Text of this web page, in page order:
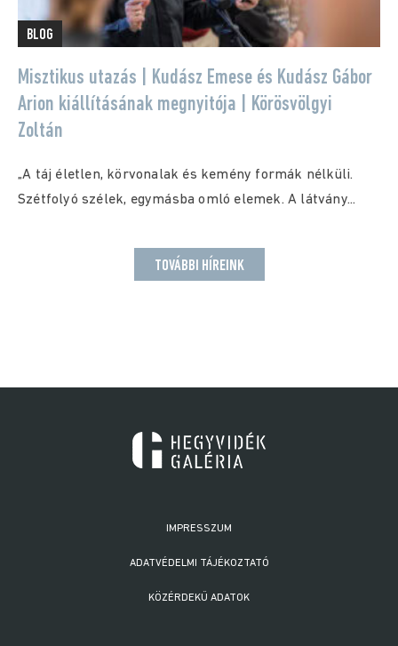
BLOG
Misztikus utazás | Kudász Emese és Kudász Gábor
Arion kiállításának megnyitója | Körösvölgyi
Zoltán
„A táj életlen, körvonalak és kemény formák nélküli.
Szétfolyó szélek, egymásba omló elemek. A látvány...
TOVÁBBI HÍREINK
IMPRESSZUM
ADATVÉDELMI TÁJÉKOZTATÓ
KÖZÉRDEKŰ ADATOK